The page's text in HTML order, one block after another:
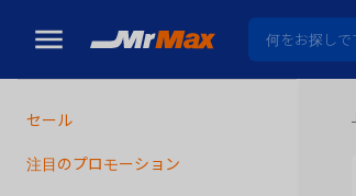
セール
注目のプロモーション